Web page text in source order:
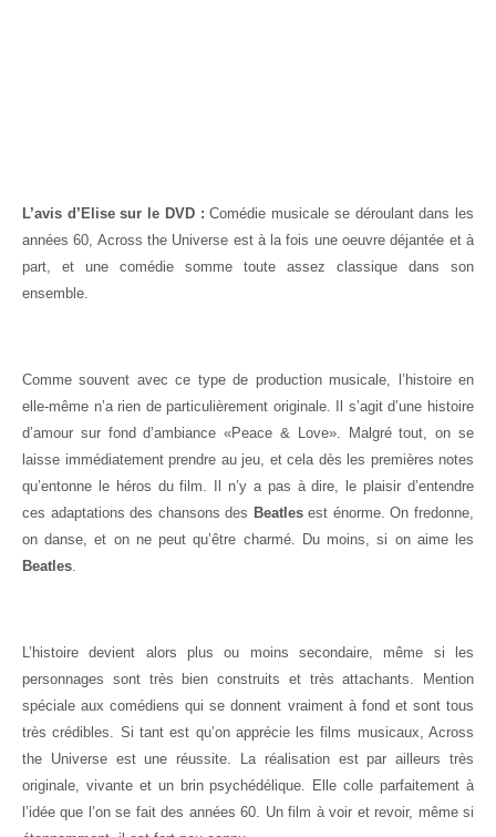
L’avis d’Elise sur le DVD : Comédie musicale se déroulant dans les
années 60, Across the Universe est à la fois une oeuvre déjantée et à
part, et une comédie somme toute assez classique dans son
ensemble.
Comme souvent avec ce type de production musicale, l’histoire en
elle-même n’a rien de particulièrement originale. Il s’agit d’une histoire
d’amour sur fond d’ambiance «Peace & Love». Malgré tout, on se
laisse immédiatement prendre au jeu, et cela dès les premières notes
qu’entonne le héros du film. Il n’y a pas à dire, le plaisir d’entendre
ces adaptations des chansons des Beatlesest énorme. On fredonne,
on danse, et on ne peut qu’être charmé. Du moins, si on aime les
Beatles.
L’histoire devient alors plus ou moins secondaire, même si les
personnages sont très bien construits et très attachants. Mention
spéciale aux comédiens qui se donnent vraiment à fond et sont tous
très crédibles. Si tant est qu’on apprécie les films musicaux, Across
the Universe est une réussite. La réalisation est par ailleurs très
originale, vivante et un brin psychédélique. Elle colle parfaitement à
l’idée que l’on se fait des années 60. Un film à voir et revoir, même si